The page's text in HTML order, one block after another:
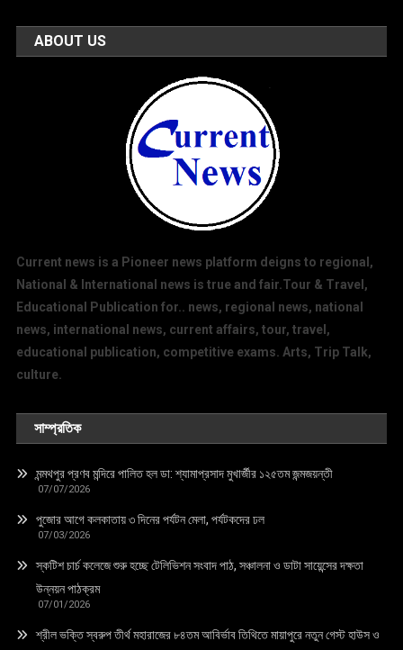
ABOUT US
Current news is a Pioneer news platform deigns to regional,
National & International news is true and fair.Tour & Travel,
Educational Publication for.. news, regional news, national
news, international news, current affairs, tour, travel,
educational publication, competitive exams. Arts, Trip Talk,
culture.
সাম্প্রতিক
মন্মথপুর প্রণব মন্দিরে পালিত হল ডা: শ্যামাপ্রসাদ মুখার্জীর ১২৫তম জন্মজয়ন্তী
07/07/2026
পুজোর আগে কলকাতায় ৩ দিনের পর্যটন মেলা, পর্যটকদের ঢল
07/03/2026
স্কটিশ চার্চ কলেজে শুরু হচ্ছে টেলিভিশন সংবাদ পাঠ, সঞ্চালনা ও ডাটা সায়েন্সের দক্ষতা
উন্নয়ন পাঠক্রম
07/01/2026
শ্রীল ভক্তি স্বরুপ তীর্থ মহারাজের ৮৪তম আবির্ভাব তিথিতে মায়াপুরে নতুন গেস্ট হাউস ও